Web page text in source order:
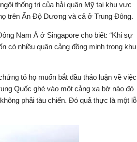
thống trị của hải quân Mỹ tại khu vực
trên Ấn Độ Dương và cả ở Trung Đông.
Nam Á ở Singapore cho biết: “Khi sự
có nhiều quân cảng đồng minh trong khu
tỏ họ muốn bắt đầu thảo luận về việc
Quốc ghé vào một cảng xa bờ nào đó
phải tàu chiến. Đó quả thực là một lỗ